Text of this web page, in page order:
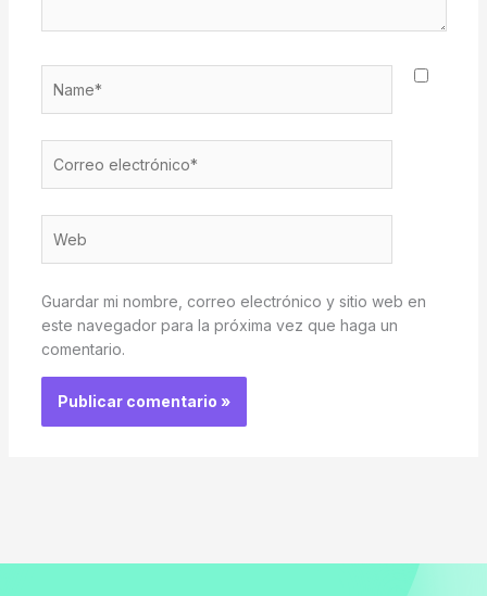
electrónico*
Guardar mi nombre, correo electrónico y sitio web en
este navegador para la próxima vez que haga un
comentario.